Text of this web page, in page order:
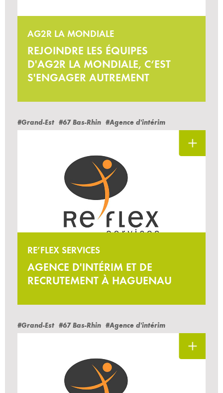
AG2R LA MONDIALE
REJOINDRE LES ÉQUIPES
D'AG2R LA MONDIALE, C‘EST
S'ENGAGER AUTREMENT
#Grand-Est #67 Bas-Rhin #Agence d'intérim
RE’FLEX SERVICES
AGENCE D'INTÉRIM ET DE
RECRUTEMENT À HAGUENAU
#Grand-Est #67 Bas-Rhin #Agence d'intérim